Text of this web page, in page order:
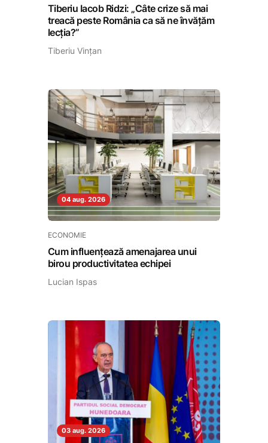
Tiberiu Iacob Ridzi: „Câte crize să mai
treacă peste România ca să ne învățăm
lecția?”
Tiberiu Vințan
04 aug. 2026
ECONOMIE
Cum influențează amenajarea unui
birou productivitatea echipei
Lucian Ispas
03 aug. 2026